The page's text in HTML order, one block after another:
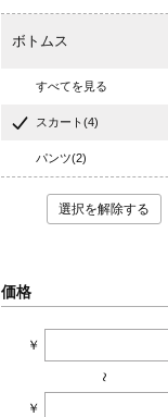
ボトムス
すべてを見る
スカート(4)
パンツ(2)
選択を解除する
価格
￥
~
￥